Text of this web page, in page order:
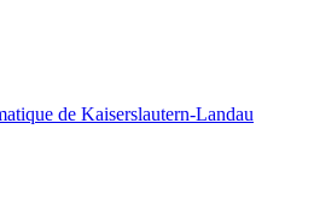
de Kaiserslautern-Landau